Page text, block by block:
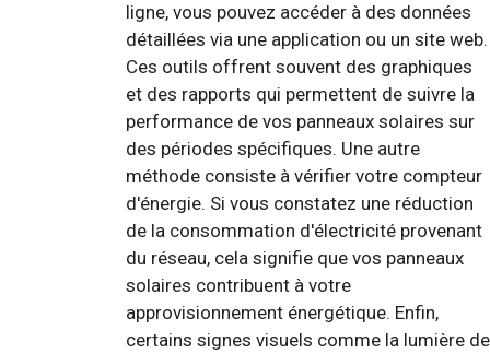
ligne, vous pouvez accéder à des données
détaillées via une application ou un site web.
Ces outils offrent souvent des graphiques
et des rapports qui permettent de suivre la
performance de vos panneaux solaires sur
des périodes spécifiques. Une autre
méthode consiste à vérifier votre compteur
d'énergie. Si vous constatez une réduction
de la consommation d'électricité provenant
du réseau, cela signifie que vos panneaux
solaires contribuent à votre
approvisionnement énergétique. Enfin,
certains signes visuels comme la lumière de